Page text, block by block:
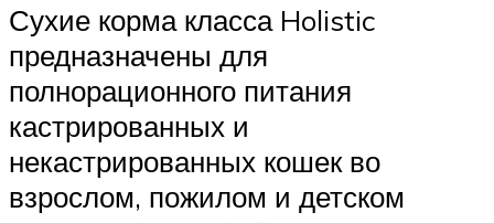
Сухие корма класса Holistic
предназначены для
полнорационного питания
кастрированных и
некастрированных кошек во
взрослом, пожилом и детском